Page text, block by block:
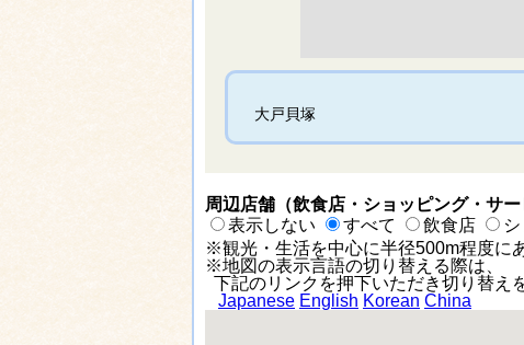
大戸貝塚
周辺店舗（飲食店・ショッピング・サ
表示しない
すべて 飲食店
※観光・生活を中心に半径500m程度に
※地図の表示言語の切り替える際は、
下記のリンクを押下いただき切り替え
Japanese English Korean China